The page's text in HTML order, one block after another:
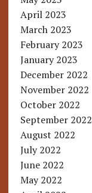
April 2023
March 2023
February 2023
January 2023
December 2022
November 2022
October 2022
September 2022
August 2022
July 2022
June 2022
May 2022